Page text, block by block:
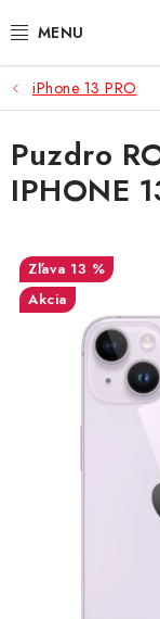
na
PUZDRÁ A OBALY
TVRDENÉ SKLÁ
DÁTOVÉ KÁBLE
NABÍJAČKY
DRŽIAKY NA
BATÉRIE DO
ŠPORT A HOBBY
NÁRAMKY NA
iPhone 13 PRO
Puzdro
IPHONE
13 %
Akcia